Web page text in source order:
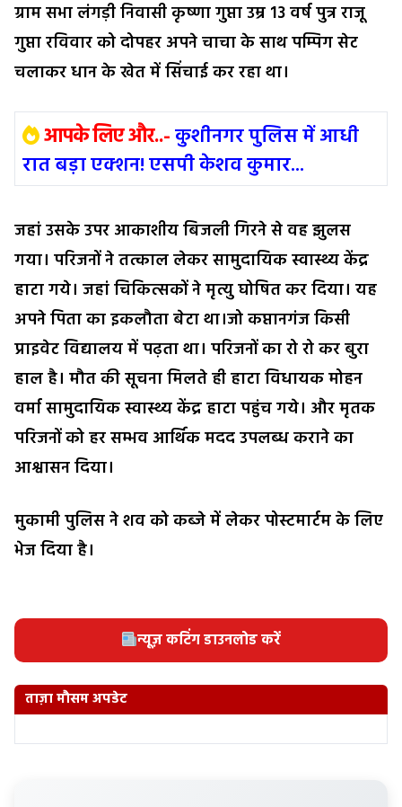
ग्राम सभा लंगड़ी निवासी कृष्णा गुप्ता उम्र 13 वर्ष पुत्र राजू
गुप्ता रविवार को दोपहर अपने चाचा के साथ पम्पिग सेट
चलाकर धान के खेत में सिंचाई कर रहा था।
आपके लिए और..-कुशीनगर पुलिस में आधी
रात बड़ा एक्शन! एसपी केशव कुमार...
जहां उसके उपर आकाशीय बिजली गिरने से वह झुलस
गया। परिजनों ने तत्काल लेकर सामुदायिक स्वास्थ्य केंद्र
हाटा गये। जहां चिकित्सकों ने मृत्यु घोषित कर दिया। यह
अपने पिता का इकलौता बेटा था।जो कप्तानगंज किसी
प्राइवेट विद्यालय में पढ़ता था। परिजनों का रो रो कर बुरा
हाल है। मौत की सूचना मिलते ही हाटा विधायक मोहन
वर्मा सामुदायिक स्वास्थ्य केंद्र हाटा पहुंच गये। और मृतक
परिजनों को हर सम्भव आर्थिक मदद उपलब्ध कराने का
आश्वासन दिया।
मुकामी पुलिस ने शव को कब्जे में लेकर पोस्टमार्टम के लिए
भेज दिया है।
न्यूज़ कटिंग डाउनलोड करें
ताज़ा मौसम अपडेट